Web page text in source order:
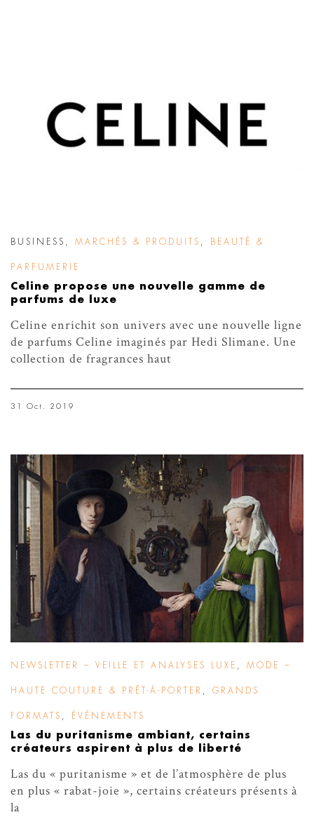
BUSINESS MARCHÉS & PRODUITS BEAUTÉ &
PARFUMERIE
Celine propose une nouvelle gamme de
parfums de luxe
Celine enrichit son univers avec une nouvelle ligne
de parfums Celine imaginés par Hedi Slimane. Une
collection de fragrances haut
31 Oct. 2019
NEWSLETTER – VEILLE ET ANALYSES LUXE , MODE –
HAUTE COUTURE & PRÊT-À-PORTER , GRANDS
FORMATS , ÉVÉNEMENTS
Las du puritanisme ambiant, certains
créateurs aspirent à plus de liberté
Las du « puritanisme » et de l’atmosphère de plus
en plus « rabat-joie », certains créateurs présents à
la